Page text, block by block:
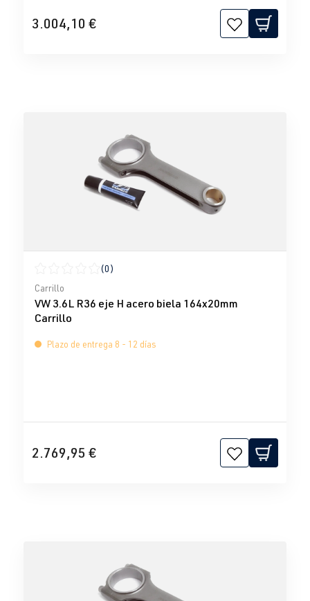
3.004,10 €
Calificación promedio de 0 de 5 estrellas
(0)
Carrillo
VW 3.6L R36 eje H acero biela 164x20mm
Carrillo
Plazo de entrega 8 - 12 días
2.769,95 €